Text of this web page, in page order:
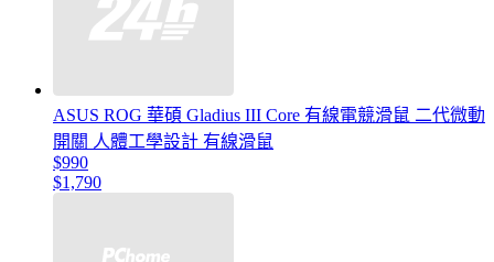
ASUS ROG 華碩 Gladius III Core 有線電競滑鼠 二代微動
開關 人體工學設計 有線滑鼠
$990
$1,790